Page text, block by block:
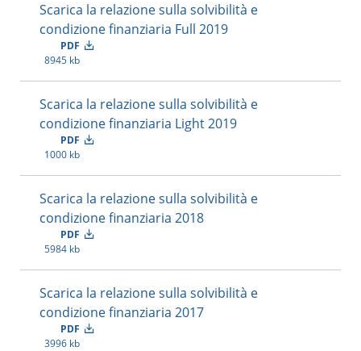
Scarica la relazione sulla solvibilità e
condizione finanziaria Full 2019
PDF
8945 kb
Scarica la relazione sulla solvibilità e
condizione finanziaria Light 2019
PDF
1000 kb
Scarica la relazione sulla solvibilità e
condizione finanziaria 2018
PDF
5984 kb
Scarica la relazione sulla solvibilità e
condizione finanziaria 2017
PDF
3996 kb